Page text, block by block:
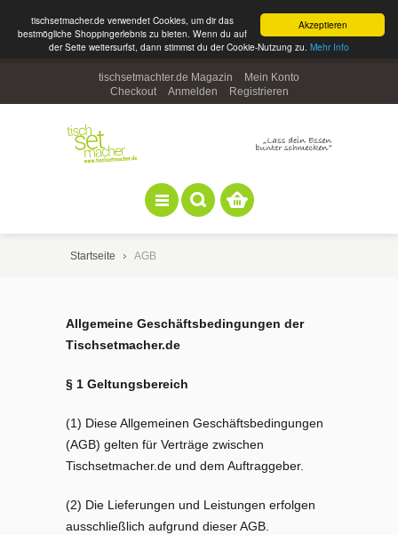
Akzeptieren
tischsetmacher.de verwendet Cookies, um dir das
bestmögliche Shoppingerlebnis zu bieten. Wenn du auf
der Seite weitersurfst, dann stimmst du der Cookie-Nutzung zu. Mehr Info
tischsetmachter.de Magazin
Mein Konto
Checkout
Anmelden Registrieren
Startseite AGB
Allgemeine Geschäftsbedingungen der
Tischsetmacher.de
§ 1 Geltungsbereich
(1) Diese Allgemeinen Geschäftsbedingungen
(AGB) gelten für Verträge zwischen
Tischsetmacher.de und dem Auftraggeber.
(2) Die Lieferungen und Leistungen erfolgen
ausschließlich aufgrund dieser AGB.